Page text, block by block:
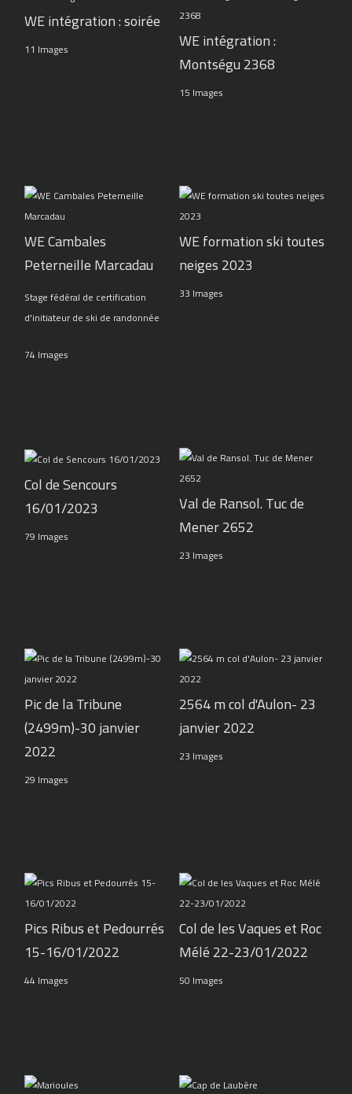
WE intégration : soirée
11 Images
WE intégration :
Montségu 2368
15 Images
WE Cambales
Peterneille Marcadau
Stage fédéral de certification
d'initiateur de ski de randonnée
74 Images
WE formation ski toutes
neiges 2023
33 Images
Col de Sencours
16/01/2023
79 Images
Val de Ransol. Tuc de
Mener 2652
23 Images
Pic de la Tribune
(2499m)-30 janvier
2022
29 Images
2564 m col d'Aulon- 23
janvier 2022
23 Images
Pics Ribus et Pedourrés
15-16/01/2022
44 Images
Col de les Vaques et Roc
Mélé 22-23/01/2022
50 Images